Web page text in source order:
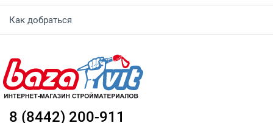
Как добраться
8 (8442) 200-911